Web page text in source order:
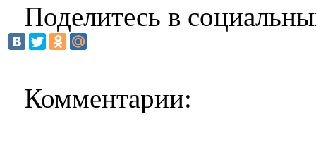
Поделитесь в
Комментарии: